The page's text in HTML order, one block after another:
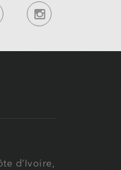
d’Ivoire,